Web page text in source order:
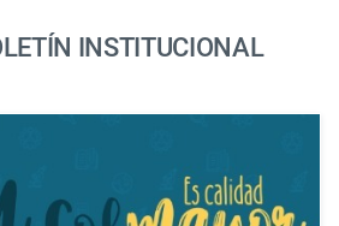
INSTITUCIONAL